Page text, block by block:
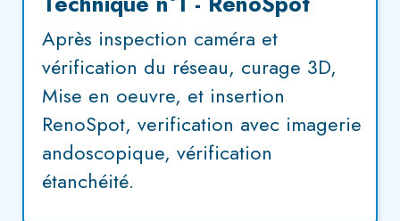
Après inspection caméra et
vérification du réseau, curage 3D,
Mise en oeuvre, et insertion
RenoSpot, verification avec imagerie
andoscopique, vérification
étanchéité.